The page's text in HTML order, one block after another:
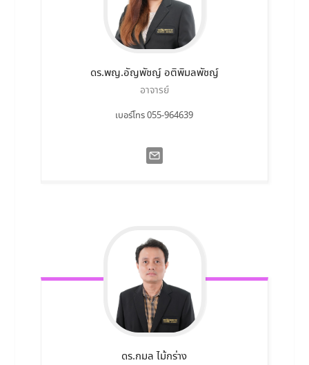
ดร.พญ.อัญพัชญ์ อติพิมลพัชญ์
อาจารย์
เบอร์โทร 055-964639
ดร.กมล ไม้กร่าง